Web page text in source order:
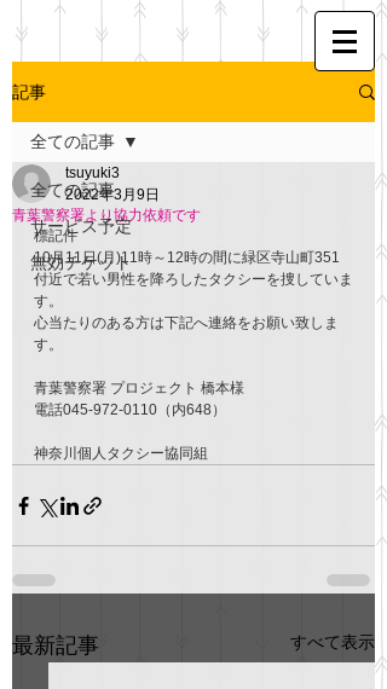
記事
全ての記事
サービス予定
無効チケット
全ての記事
青葉警察署より協力依頼です
tsuyuki3
2022年3月9日
標記件
10月11日(月)11時～12時の間に緑区寺山町351
付近で若い男性を降ろしたタクシーを捜していま
す。
心当たりのある方は下記へ連絡をお願い致しま
す。
青葉警察署 プロジェクト 橋本様
電話045-972-0110（内648）
神奈川個人タクシー協同組
最新記事 すべて表示